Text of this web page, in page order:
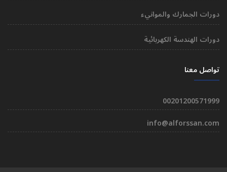
دورات الجمارك والموانيء
دورات الهندسة الكهربائية
تواصل معنا
00201200571999
info@alforssan.com